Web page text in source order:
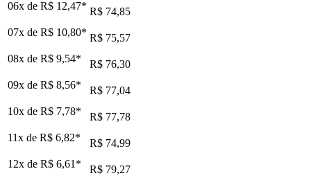
06x de R$ 12,47* R$ 74,85
07x de R$ 10,80* R$ 75,57
08x de R$ 9,54*
R$ 76,30
09x de R$ 8,56*
R$ 77,04
10x de R$ 7,78*
R$ 77,78
11x de R$ 6,82*
R$ 74,99
12x de R$ 6,61 * R$ 79,27